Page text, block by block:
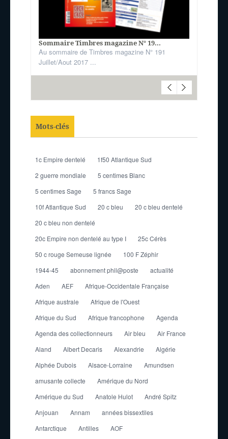
Sommaire Timbres magazine N° 19...
Au sommaire de Timbres magazine N° 191
Juillet/Aout 2017 ...
Mots-clés
1c Empire dentelé
1f50 Atlantique Sud
2 guerre mondiale
5 centimes Blanc
5 centimes Sage
5 francs Sage
10f Atlantique Sud
20 c bleu
20 c bleu dentelé
20 c bleu non dentelé
20c Empire non dentelé au type I
25c Cérès
50 c rouge Semeuse lignée
100 F Zéphir
1944-45
abonnement phil@poste
actualité
Aden
AEF
Afrique-Occidentale Française
Afrique australe
Afrique de l'Ouest
Afrique du Sud
Afrique francophone
Agenda
Agenda des collectionneurs
Air bleu
Air France
Aland
Albert Decaris Alexandrie
Algérie
Alphée Dubois
Alsace-Lorraine
Amundsen
amusante collecte
Amérique du Nord
Amérique du Sud
Anatole Hulot
André Spitz
Anjouan
Annam
années bissextiles
Antarctique
Antilles
AOF